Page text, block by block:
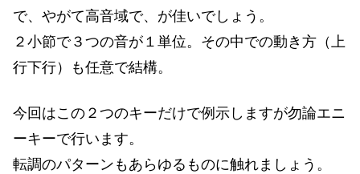
で、やがて高音域で、が佳いでしょう。
２小節で３つの音が１単位。その中での動き方（上
行下行）も任意で結構。
今回はこの２つのキーだけで例示しますが勿論エニ
ーキーで行います。
転調のパターンもあらゆるものに触れましょう。